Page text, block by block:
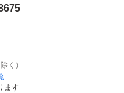
く）
ます